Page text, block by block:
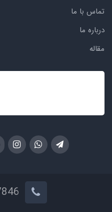
تماس با ما
درباره ما
مقاله